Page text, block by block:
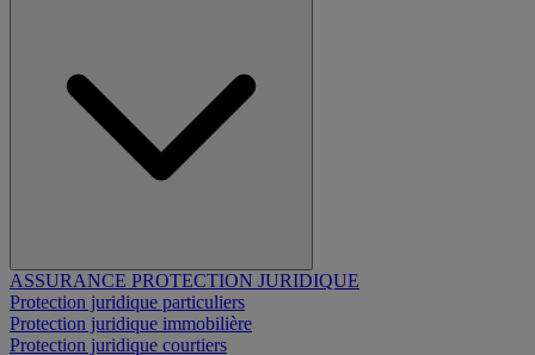
ASSURANCE PROTECTION JURIDIQUE
Protection juridique particuliers
Protection juridique immobilière
Protection juridique courtiers